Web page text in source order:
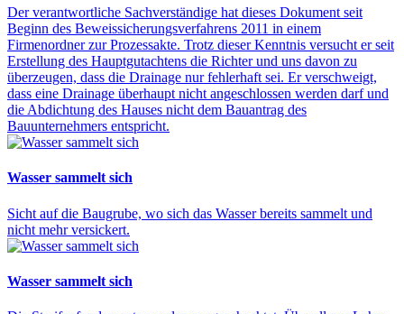
Der verantwortliche Sachverständige hat dieses Dokument seit
Beginn des Beweissicherungsverfahrens 2011 in einem
Firmenordner zur Prozessakte. Trotz dieser Kenntnis versucht er seit
Erstellung des Hauptgutachtens die Richter und uns davon zu
überzeugen, dass die Drainage nur fehlerhaft sei. Er verschweigt,
dass eine Drainage überhaupt nicht angeschlossen werden darf und
die Abdichtung des Hauses nicht dem Bauantrag des
Bauunternehmers entspricht.
Wasser sammelt sich
Sicht auf die Baugrube, wo sich das Wasser bereits sammelt und
nicht mehr versickert.
Wasser sammelt sich